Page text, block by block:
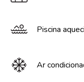
Piscina
Ar